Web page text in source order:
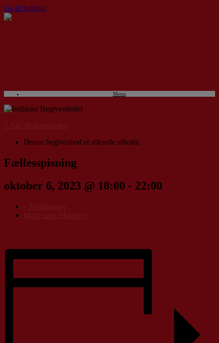
Gå til indhold
Menu
Denne begivenhed er allerede afholdt.
Fællesspisning
oktober 6, 2023 @ 18:00 - 22:00